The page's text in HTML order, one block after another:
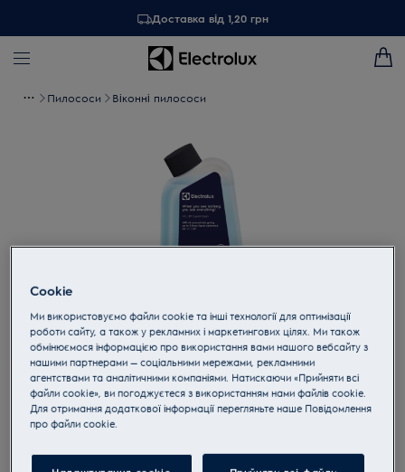
Доставка від 1,20 грн
Пилососи Віконні пилососи
Торкніться, щоб збільшити
EBLC01
Концентрат засобу для чищення
Cookie
Ми використовуємо файли cookie та інші технології для оптимізації
роботи сайту, а також у рекламних і маркетингових цілях. Ми також
обмінюємося інформацією про використання вами нашого вебсайту з
нашими партнерами — соціальними мережами, рекламними
агентствами та аналітичними компаніями. Натискаючи «Прийняти всі
файли cookie», ви погоджуєтеся з використанням нами файлів cookie.
Для отримання додаткової інформації перегляньте наше Пoвідомлення
прo файли cookie.